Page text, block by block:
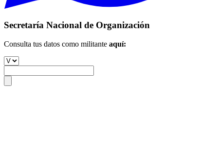
Secretaría Nacional de Organización
Consulta tus datos como militante aquí: